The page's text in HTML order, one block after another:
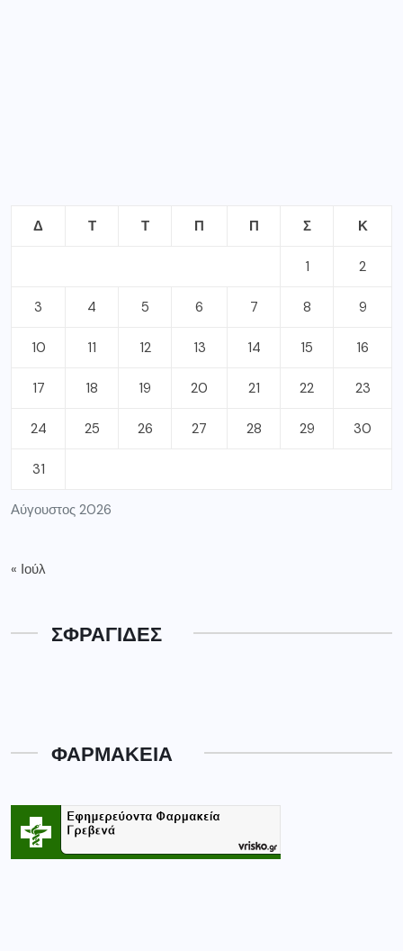
Αύγουστος 2026
Δ Τ Τ Π Π Σ Κ
1 2
3 4 5 6 7 8 9
10 11 12 13 14 15 16
17 18 19 20 21 22 23
24 25 26 27 28 29 30
31
« Ιούλ
ΣΦΡΑΓΙΔΕΣ
ΦΑΡΜΑΚΕΙΑ